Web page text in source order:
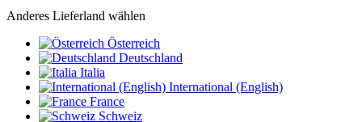
Anderes Lieferland wählen
Österreich
Deutschland
Italia
International (English)
France
Schweiz